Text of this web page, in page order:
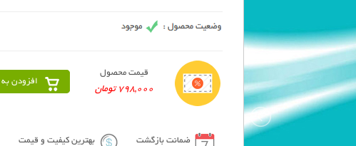
قیمت محصول
798,000 تومان
افزودن
ضمانت بازگشت بهترین کیفیت و قیمت